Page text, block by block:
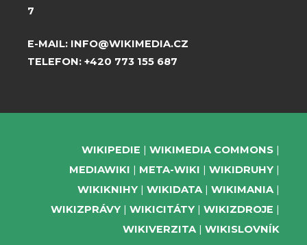
7
E-MAIL: INFO@WIKIMEDIA.CZ
TELEFON: +420 773 155 687
WIKIPEDIE
WIKIMEDIA COMMONS
MEDIAWIKI
META-WIKI
WIKIDRUHY
WIKIKNIHY
WIKIDATA
WIKIMANIA
WIKIZPRÁVY
WIKICITÁTY
WIKIZDROJE
WIKIVERZITA
WIKISLOVNÍK